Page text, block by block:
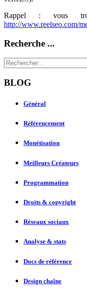
Rappel : vous
http://www.reelseo.com/
Recherche ...
BLOG
Général
Référencement
Monétisation
Meilleurs Créateurs
Programmation
Droits & copyright
Réseaux sociaux
Analyse & stats
Docs de référence
Design chaîne